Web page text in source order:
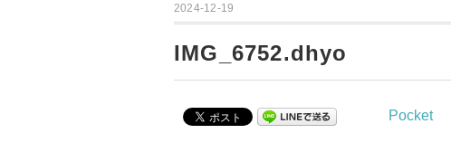
2024-12-19
IMG_6752.dhyo
Pocket